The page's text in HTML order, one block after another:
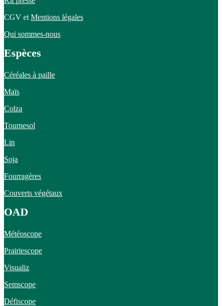
CGV et Mentions légales
Qui sommes-nous
Espèces
Céréales à paille
Maïs
Colza
Tournesol
Lin
Soja
Fourragères
Couverts végétaux
OAD
Météoscope
Prairiescope
Visualiz
Semscope
Défiscope